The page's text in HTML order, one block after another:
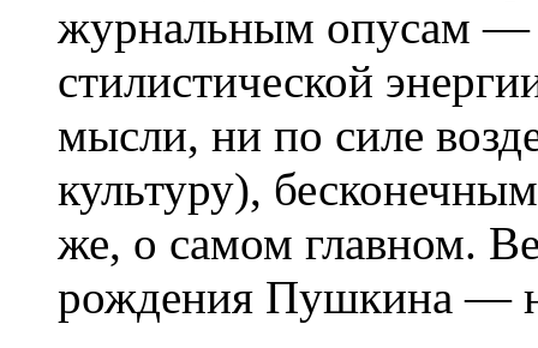
журнальным опусам —
стилистической
мысли, ни по силе
культуру),
же, о самом главном.
рождения Пушкина —